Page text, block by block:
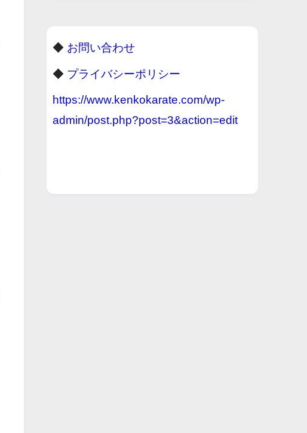
◆ お問い合わせ
◆ プライバシーポリシー
https://www.kenkokarate.com/wp-
admin/post.php?post=3&action=edit